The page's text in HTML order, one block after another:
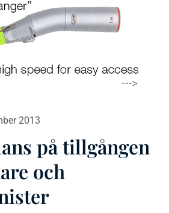
2013
på tillgången
och